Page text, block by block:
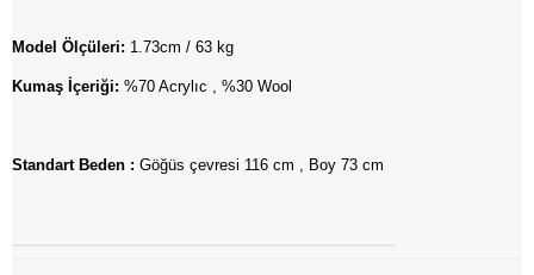
Model Ölçüleri: 1.73cm / 63 kg
Kumaş İçeriği: %70 Acrylıc , %30 Wool
Standart Beden : Göğüs çevresi 116 cm , Boy 73 cm